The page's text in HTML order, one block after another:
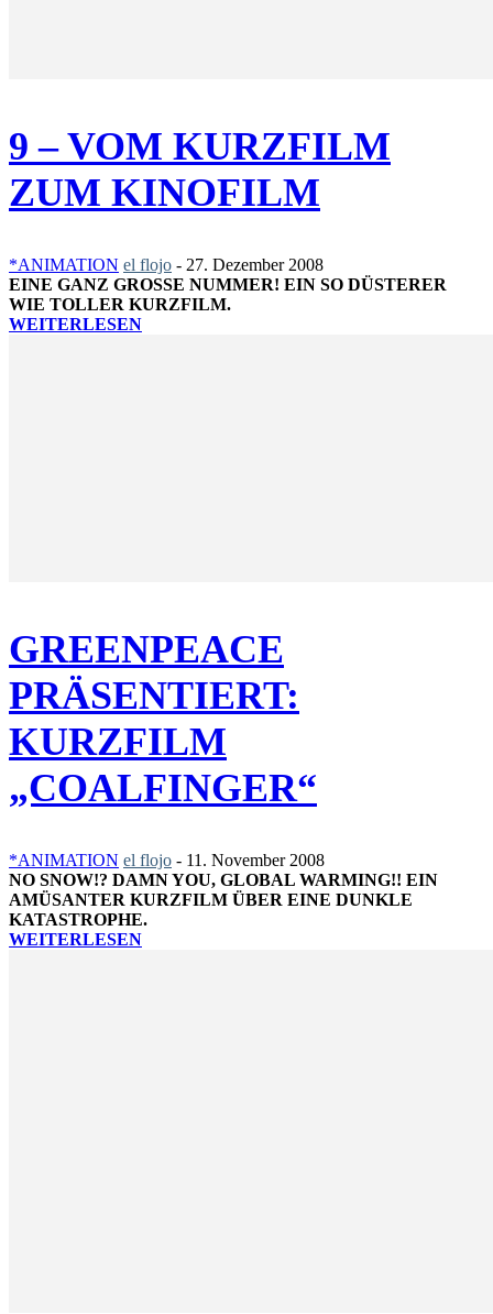
9 – VOM KURZFILM
ZUM KINOFILM
*ANIMATION el flojo - 27. Dezember 2008
EINE GANZ GROSSE NUMMER! EIN SO DÜSTERER W
IE TOLLER KURZFILM.
WEITERLESEN
GREENPEACE
PRÄSENTIERT:
KURZFILM
„COALFINGER“
*ANIMATION el flojo - 11. November 2008
NO SNOW!? DAMN YOU, GLOBAL WARMING!! EIN
AMÜSANTER KURZFILM ÜBER EINE DUNKLE
KATASTROPHE.
WEITERLESEN